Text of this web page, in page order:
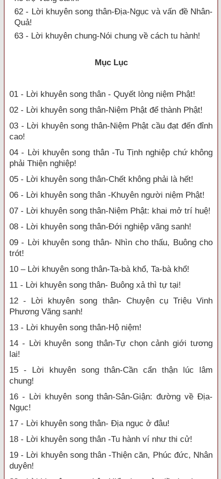
62 - Lời khuyên song thân-Địa-Ngục và vấn đề Nhân-
Quả!
63 - Lời khuyên chung-Nói chung về cách tu hành!
Mục Lục
01 - Lời khuyên song thân - Quyết lòng niệm Phật!
02 - Lời khuyên song thân-Niệm Phật để thành Phật!
03 - Lời khuyên song thân-Niệm Phật cầu đạt đến đỉnh
cao!
04 - Lời khuyên song thân -Tu Tịnh nghiệp chứ không
phải Thiện nghiệp!
05 - Lời khuyên song thân-Chết không phải là hết!
06 - Lời khuyên song thân -Khuyên người niệm Phật!
07 - Lời khuyên song thân-Niệm Phật: khai mở trí huệ!
08 - Lời khuyên song thân-Đới nghiệp vãng sanh!
09 - Lời khuyên song thân- Nhìn cho thấu, Buông cho
trót!
10 – Lời khuyên song thân-Ta-bà khổ, Ta-bà khổ!
11 - Lời khuyên song thân- Buông xả thì tự tại!
12 - Lời khuyên song thân- Chuyện cụ Triệu Vinh
Phương Vãng sanh!
13 - Lời khuyên song thân-Hộ niệm!
14 - Lời khuyên song thân-Tự chọn cảnh giới tương
lai!
15 - Lời khuyên song thân-Cần cẩn thận lúc lâm
chung!
16 - Lời khuyên song thân-Sân-Giận: đường về Địa-
Ngục!
17 - Lời khuyên song thân- Địa ngục ở đâu!
18 - Lời khuyên song thân -Tu hành ví như thi cử!
19 - Lời khuyên song thân -Thiện căn, Phúc đức, Nhân
duyên!